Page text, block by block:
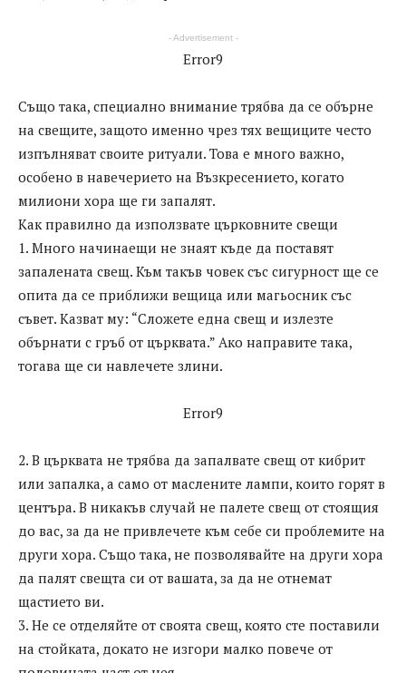
- Advertisement -
Error9
Също така, специално внимание трябва да се обърне
на свещите, защото именно чрез тях вещиците често
изпълняват своите ритуали. Това е много важно,
особено в навечерието на Възкресението, когато
милиони хора ще ги запалят.
Как правилно да използвате църковните свещи
1. Много начинаещи не знаят къде да поставят
запалената свещ. Към такъв човек със сигурност ще се
опита да се приближи вещица или магьосник със
съвет. Казват му: “Сложете една свещ и излезте
обърнати с гръб от църквата.” Ако направите така,
тогава ще си навлечете злини.
Error9
2. В църквата не трябва да запалвате свещ от кибрит
или запалка, а само от маслените лампи, които горят в
центъра. В никакъв случай не палете свещ от стоящия
до вас, за да не привлечете към себе си проблемите на
други хора. Също така, не позволявайте на други хора
да палят свещта си от вашата, за да не отнемат
щастието ви.
3. Не се отделяйте от своята свещ, която сте поставили
на стойката, докато не изгори малко повече от